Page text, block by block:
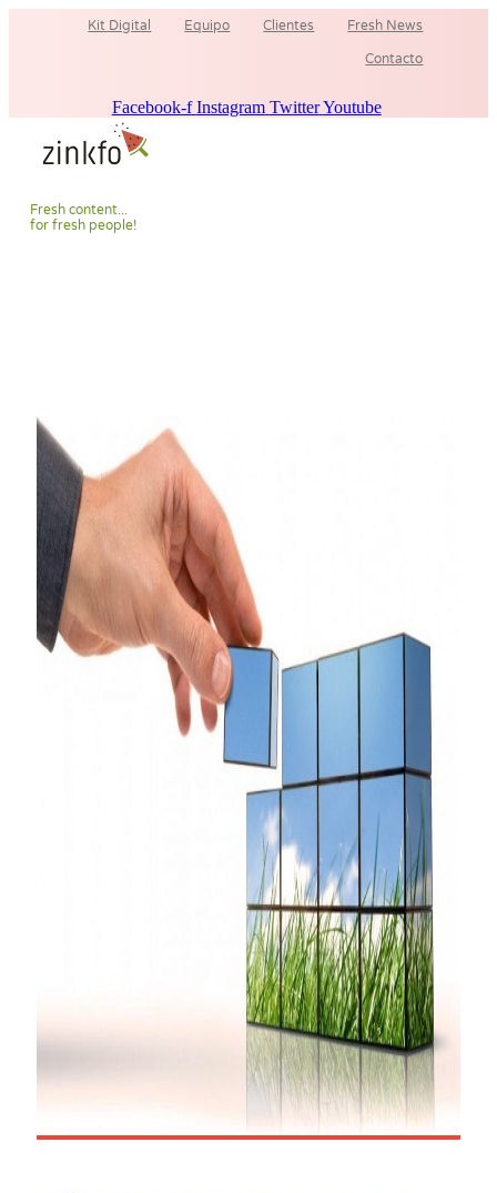
Kit Digital Equipo Clientes Fresh News
Contacto
Facebook-f Instagram TwitterYoutube
Fresh content...
for fresh people!